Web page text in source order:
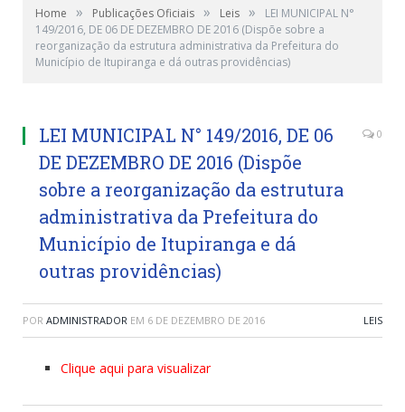
Home » Publicações Oficiais » Leis »
LEI MUNICIPAL N°
149/2016, DE 06 DE DEZEMBRO DE 2016 (Dispõe sobre a
reorganização da estrutura administrativa da Prefeitura do
Município de Itupiranga e dá outras providências)
LEI MUNICIPAL N° 149/2016, DE 06
DE DEZEMBRO DE 2016 (Dispõe
sobre a reorganização da estrutura
administrativa da Prefeitura do
Município de Itupiranga e dá
outras providências)
0
POR ADMINISTRADOR EM 6 DE DEZEMBRO DE 2016 LEIS
Clique aqui para visualizar